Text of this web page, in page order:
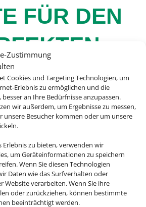
Zustimmung
Cookies und Targeting Technologien, um
Erlebnis zu ermöglichen und die
besser an Ihre Bedürfnisse anzupassen.
wir außerdem, um Ergebnisse zu messen,
unsere Besucher kommen oder um unsere
zu bieten, verwenden wir
um Geräteinformationen zu speichern
Wenn Sie diesen Technologien
Daten wie das Surfverhalten oder
Website verarbeiten. Wenn Sie ihre
oder zurückziehen, können bestimmte
beeinträchtigt werden.
FÜR DEN
Sie Mietwagen für über 120
mehr als 8.000 Stationen
Spanien, Italien, USA oder
haben für jedes Reiseziel
Mietwagen-Angebot für Sie.